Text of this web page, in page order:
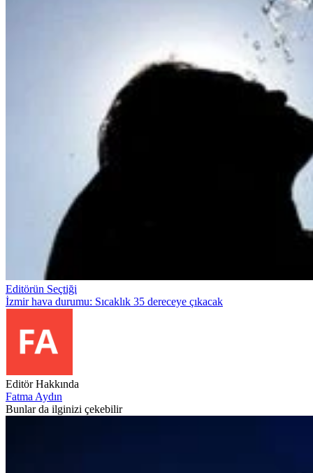
Editörün Seçtiği
İzmir hava durumu: Sıcaklık 35 dereceye çıkacak
Editör Hakkında
Fatma Aydın
Bunlar da ilginizi çekebilir